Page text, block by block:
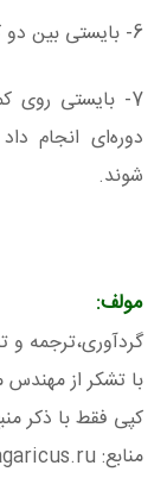
6- بایستی بین دو کشت تمامی تجهیزات را کاملأ تمیز کرد.
7- بایستی روی
دوره‌ای انجام
شوند.
مولف:
گردآوری،ترجمه
با تشکر از
کپی فقط با ذکر